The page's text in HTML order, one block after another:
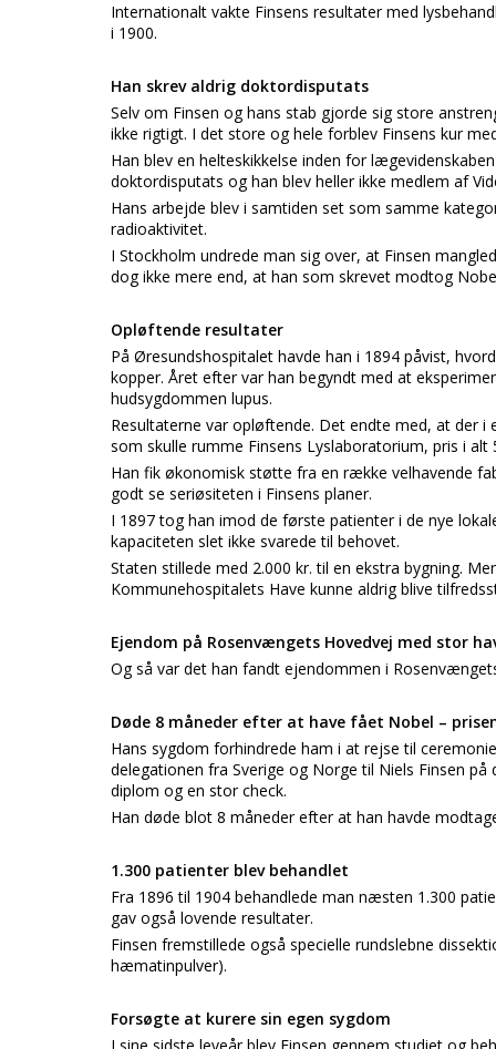
Internationalt vakte Finsens resultater med
i 1900.
Han skrev aldrig doktordisputats
Selv om Finsen og hans stab gjorde sig store
ikke rigtigt. I det store og hele forblev Finsens kur
Han blev en helteskikkelse inden for
doktordisputats og han blev heller ikke medlem af
Hans arbejde blev i samtiden set som samme
radioaktivitet.
I Stockholm undrede man sig over, at Finsen
dog ikke mere end, at han som skrevet modtog
Opløftende resultater
På Øresundshospitalet havde han i 1894 påvist,
kopper. Året efter var han begyndt med at
hudsygdommen lupus.
Resultaterne var opløftende. Det endte med, at der
som skulle rumme Finsens Lyslaboratorium, pris i alt
Han fik økonomisk støtte fra en række velhavende
godt se seriøsiteten i Finsens planer.
I 1897 tog han imod de første patienter i de nye
kapaciteten slet ikke svarede til behovet.
Staten stillede med 2.000 kr. til en ekstra bygning.
Kommunehospitalets Have kunne aldrig blive
Ejendom på Rosenvængets Hovedvej med stor
Og så var det han fandt ejendommen i
Døde 8 måneder efter at have fået Nobel –
Hans sygdom forhindrede ham i at rejse til
delegationen fra Sverige og Norge til Niels Finsen
diplom og en stor check.
Han døde blot 8 måneder efter at han havde
1.300 patienter blev behandlet
Fra 1896 til 1904 behandlede man næsten 1.300
gav også lovende resultater.
Finsen fremstillede også specielle rundslebne
hæmatinpulver).
Forsøgte at kurere sin egen sygdom